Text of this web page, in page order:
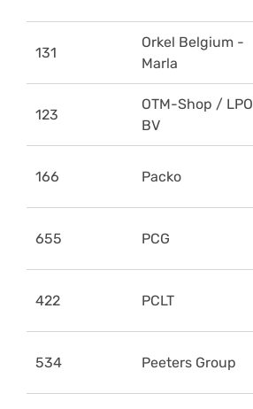
131
Orkel Belgium -
Marla
123
OTM-Shop / LPO
BV
166 Packo
655 PCG
422 PCLT
534 Peeters Group